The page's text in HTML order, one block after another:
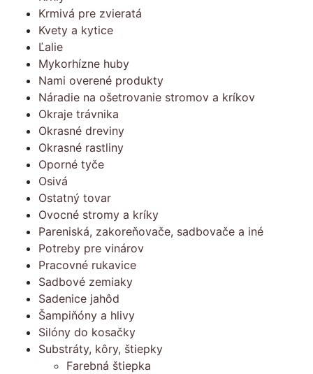
Krmivá pre zvieratá
Kvety a kytice
Ľalie
Mykorhízne huby
Nami overené produkty
Náradie na ošetrovanie stromov a kríkov
Okraje trávnika
Okrasné dreviny
Okrasné rastliny
Oporné tyče
Osivá
Ostatný tovar
Ovocné stromy a kríky
Pareniská, zakoreňovače, sadbovače a iné
Potreby pre vinárov
Pracovné rukavice
Sadbové zemiaky
Sadenice jahôd
Šampiňóny a hlivy
Silóny do kosačky
Substráty, kôry, štiepky
Farebná štiepka